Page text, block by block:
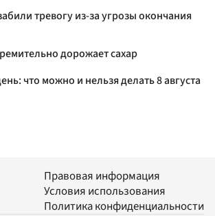
тревогу из-за угрозы окончания
дорожает сахар
что можно и нельзя делать 8 августа
Правовая информация
Условия использования
Политика конфиденциальности